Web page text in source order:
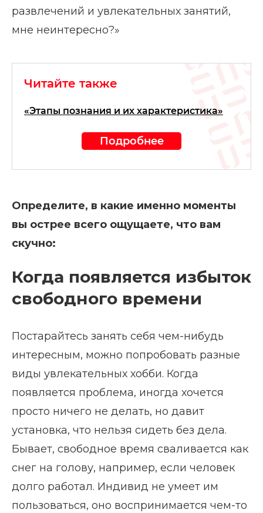
развлечений и увлекательных занятий,
мне неинтересно?»
Читайте также
«Этапы познания и их характеристика»
Подробнее
Определите, в какие именно моменты
вы острее всего ощущаете, что вам
скучно:
Когда появляется избыток
свободного времени
Постарайтесь занять себя чем-нибудь
интересным, можно попробовать разные
виды увлекательных хобби. Когда
появляется проблема, иногда хочется
просто ничего не делать, но давит
установка, что нельзя сидеть без дела.
Бывает, свободное время сваливается как
снег на голову, например, если человек
долго работал. Индивид не умеет им
пользоваться, оно воспринимается чем-то